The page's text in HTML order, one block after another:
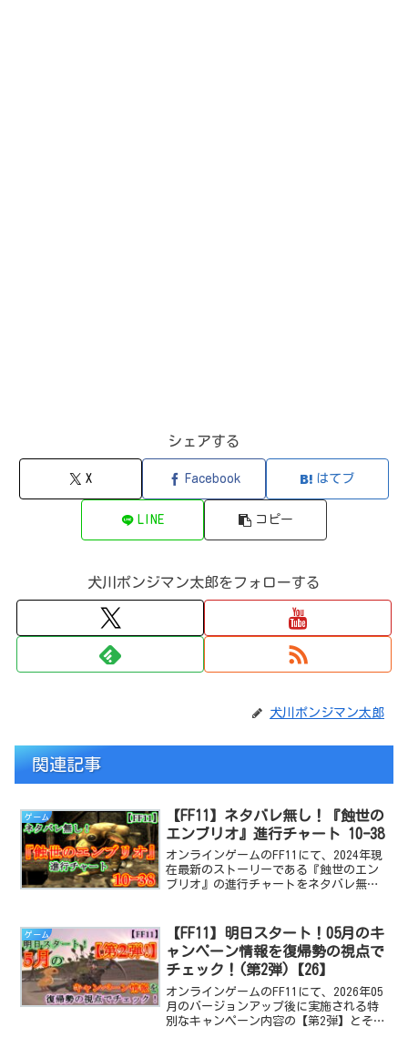
シェアする
X Facebook はてブ
LINE コピー
犬川ポンジマン太郎をフォローする
犬川ポンジマン太郎
関連記事
ゲーム
【FF11】ネタバレ無し！『蝕世の
エンブリオ』進行チャート 10ｰ38
オンラインゲームのFF11にて、2024年現
在最新のストーリーである『蝕世のエン
ブリオ』の進行チャートをネタバレ無し
ゲーム
【FF11】明日スタート！05月のキ
ャンペーン情報を復帰勢の視点で
チェック！(第2弾)【26】
オンラインゲームのFF11にて、2026年05
月のバージョンアップ後に実施される特
別なキャンペーン内容の【第2弾】とその